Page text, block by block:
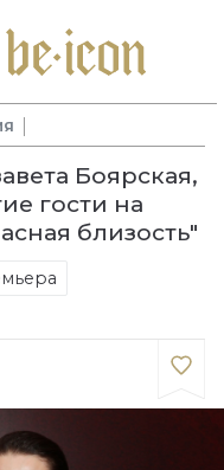
Боярская,
гости на
близость"